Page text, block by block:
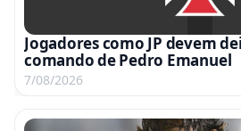
Jogadores como JP devem
comando de Pedro Emanuel
7/08/2026